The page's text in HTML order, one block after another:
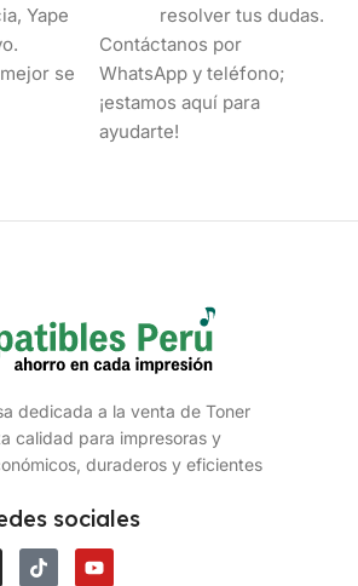
Yape
se
resolver tus dudas.
Contáctanos por
WhatsApp y teléfono;
¡estamos aquí para
ayudarte!
dedicada a la venta de Toner
calidad para impresoras y
duraderos y eficientes
sociales